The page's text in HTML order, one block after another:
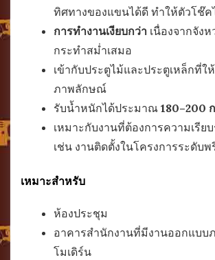
ทิศทางของแขนได้ดี ทำให้ตัวโช๊ค
การทำงานเงียบกว่า เนื่องจากจัง
กระทำสม่ำเสมอ
เข้ากับประตูไม้และประตูเหล็กที่
ภาพลักษณ์
รับน้ำหนักได้ประมาณ 180–200
เหมาะกับงานที่ต้องการความเรีย
เช่น งานติดตั้งในโครงการระดับพ
เหมาะสำหรับ
ห้องประชุม
อาคารสำนักงานที่มีงานออกแบบ
โมเดิร์น